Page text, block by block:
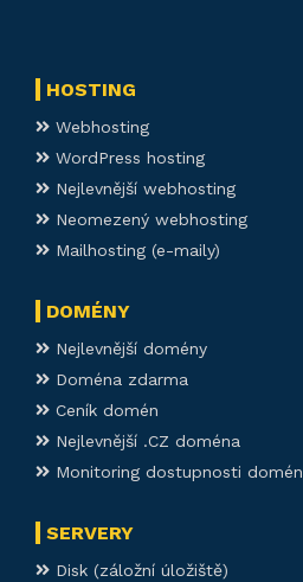
HOSTING
Webhosting
WordPress hosting
Nejlevnější webhosting
Neomezený webhosting
Mailhosting (e-maily)
DOMÉNY
Nejlevnější domény
Doména zdarma
Ceník domén
Nejlevnější .CZ doména
Monitoring dostupnosti domén
SERVERY
Disk (záložní úložiště)